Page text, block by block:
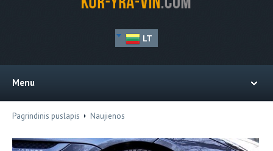
LT
Menu
Pagrindinis puslapis Naujienos